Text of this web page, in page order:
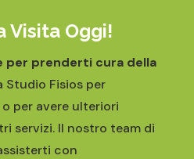
Visita Oggi!
per prenderti cura della
Studio Fisios per
per avere ulteriori
servizi. Il nostro team di
con